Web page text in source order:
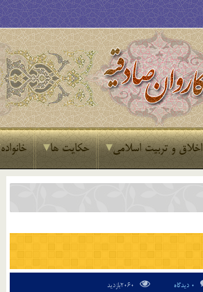
اخلاق و تربیت اسلامی حکایت ها خانواده
0 دیدگاه